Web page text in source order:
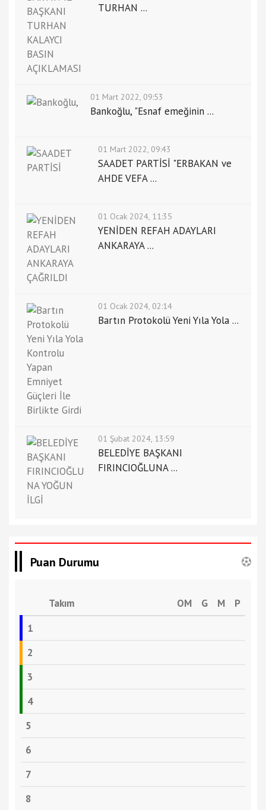
TURHAN ...
01 Mart 2022, 09:53
Bankoğlu, "Esnaf emeğinin ...
01 Mart 2022, 09:43
SAADET PARTİSİ "ERBAKAN ve
AHDE VEFA ...
01 Ocak 2024, 11:35
YENİDEN REFAH ADAYLARI
ANKARAYA ...
01 Ocak 2024, 02:14
Bartın Protokolü Yeni Yıla Yola ...
01 Şubat 2024, 13:59
BELEDİYE BAŞKANI
FIRINCIOĞLUNA ...
Puan Durumu
Takım OM G M
P
1
2
3
4
5
6
7
8